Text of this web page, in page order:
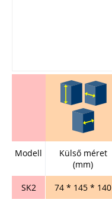
Modell
Külső méret
(mm)
SK2 74 * 145 * 140